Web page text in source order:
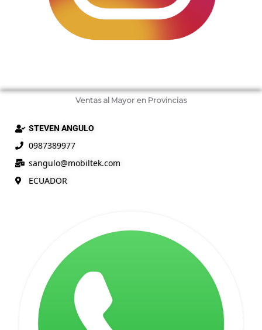
Ventas al Mayor en Provincias
STEVEN ANGULO
0987389977
sangulo@mobiltek.com
ECUADOR